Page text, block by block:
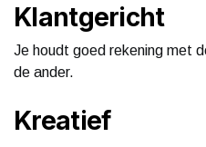
Klantgericht
Je houdt goed rekening met
de ander.
Kreatief